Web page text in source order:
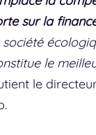
sur la
société
le
le